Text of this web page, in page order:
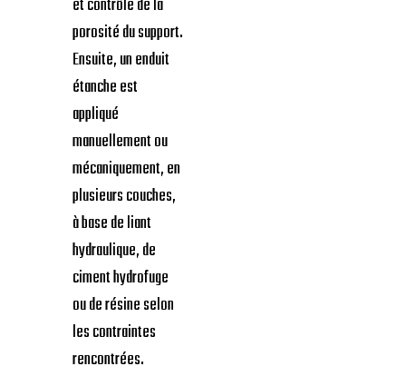
et contrôle de la
porosité du support.
Ensuite, un enduit
étanche est
appliqué
manuellement ou
mécaniquement, en
plusieurs couches,
à base de liant
hydraulique, de
ciment hydrofuge
ou de résine selon
les contraintes
rencontrées.